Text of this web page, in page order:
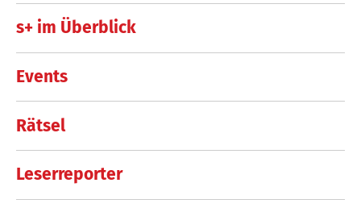
s+ im Überblick
Events
Rätsel
Leserreporter